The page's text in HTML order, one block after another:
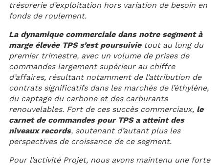
trésorerie d’exploitation hors variation de besoin en
fonds de roulement.
La dynamique commerciale dans notre segment à
marge élevée TPS s’est poursuivietout au long du
premier trimestre, avec un volume de prises de
commandes largement supérieur au chiffre
d’affaires, résultant notamment de l’attribution de
contrats significatifs dans les marchés de l’éthylène,
du captage du carbone et des carburants
renouvelables. Fort de ces succès commerciaux, le
carnet de commandes pour TPS a atteint des
niveaux records, soutenant d’autant plus les
perspectives de croissance de ce segment.
Pour l’activité Projet, nous avons maintenu une forte